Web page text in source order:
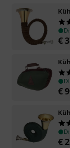
€
€
€